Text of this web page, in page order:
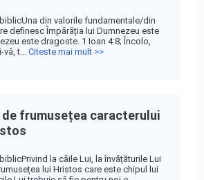
din valorile fundamentale/din
definesc Împărăția lui Dumnezeu este
este dragoste. 1 Ioan 4:8; Încolo,
vă, t... Citeste mai mult >>
frumusețea caracterului
la căile Lui, la învățăturile Lui
lui Hristos care este chipul lui